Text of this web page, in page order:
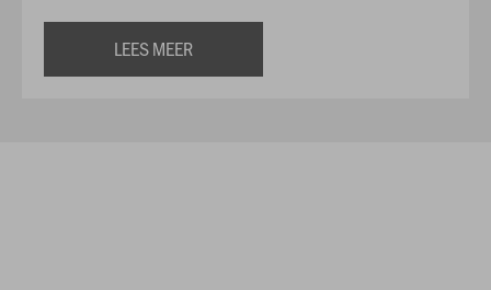
LEES MEER